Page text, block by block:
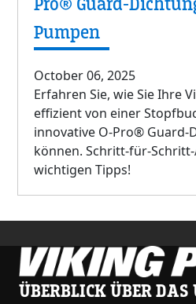
Pumpen
October 06, 2025
Erfahren Sie, wie Sie Ihre
effizient von einer
innovative O-Pro®
können. Schritt-für-
wichtigen Tipps!
ÜBERBLICK ÜBER